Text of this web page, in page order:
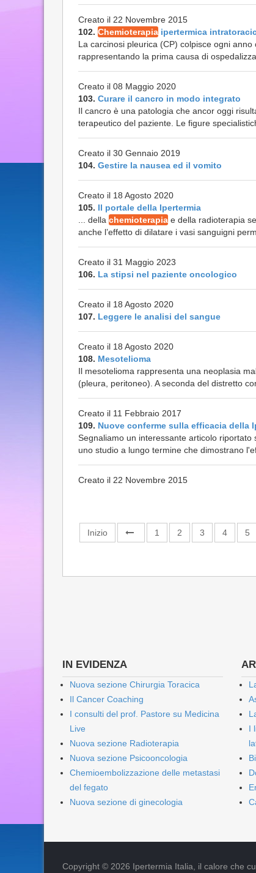
Creato il 22 Novembre 2015
102. Chemioterapia ipertermica
La carcinosi pleurica (CP) colpisce ogni
rappresentando la prima causa di
Creato il 08 Maggio 2020
103. Curare il cancro in modo integrato
Il cancro è una patologia che ancor oggi
terapeutico del paziente. Le figure
Creato il 30 Gennaio 2019
104. Gestire la nausea ed il vomito
Creato il 18 Agosto 2020
105. Il portale della Ipertermia
... della chemioterapia e della radioterapia
anche l’effetto di dilatare i vasi sanguigni
Creato il 31 Maggio 2023
106. La stipsi nel paziente oncologico
Creato il 18 Agosto 2020
107. Leggere le analisi del sangue
Creato il 18 Agosto 2020
108. Mesotelioma
Il mesotelioma rappresenta una neoplasia
(pleura, peritoneo). A seconda del distretto
Creato il 11 Febbraio 2017
109. Nuove conferme sulla efficacia della
Segnaliamo un interessante articolo
uno studio a lungo termine che dimostrano
Creato il 22 Novembre 2015
Inizio 1 2 3 4 5
IN EVIDENZA
Nuova sezione Chirurgia Toracica
Il Cancer Coaching
I consulti del prof. Pastore su Medicina
Live
Nuova sezione Radioterapia
Nuova sezione Psicooncologia
Chemioembolizzazione delle metastasi
del fegato
Nuova sezione di ginecologia
I
Copyright © 2026 Ipertermia Italia, il calore che